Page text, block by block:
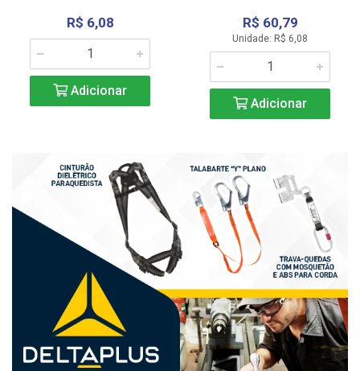
R$ 6,08
Adicionar
R$ 60,79
Unidade: R$ 6,08
Adicionar